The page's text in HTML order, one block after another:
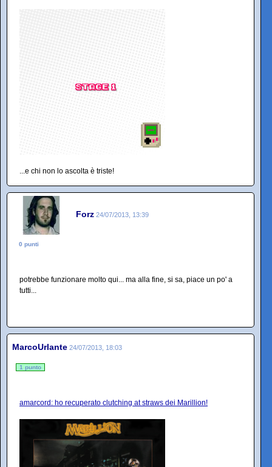
...e chi non lo ascolta è triste!
Forz 24/07/2013, 13:39
0 punti
potrebbe funzionare molto qui... ma alla fine, si sa, piace un po' a
tutti...
MarcoUrlante 24/07/2013, 18:03
1 punto
amarcord: ho recuperato clutching at straws dei Marillion!